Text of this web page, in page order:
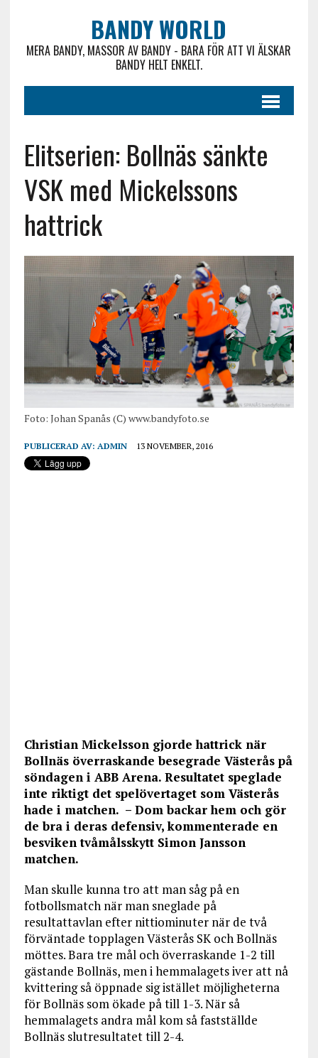
BANDY WORLD
MERA BANDY, MASSOR AV BANDY - BARA FÖR ATT VI ÄLSKAR
BANDY HELT ENKELT.
Elitserien: Bollnäs sänkte
VSK med Mickelssons
hattrick
Foto: Johan Spanås (C) www.bandyfoto.se
PUBLICERAD AV: ADMIN 13 NOVEMBER, 2016
Christian Mickelsson gjorde hattrick när
Bollnäs överraskande besegrade Västerås på
söndagen i ABB Arena. Resultatet speglade
inte riktigt det spelövertaget som Västerås
hade i matchen. – Dom backar hem och gör
de bra i deras defensiv, kommenterade en
besviken tvåmålsskytt Simon Jansson
matchen.
Man skulle kunna tro att man såg på en
fotbollsmatch när man sneglade på
resultattavlan efter nittiominuter när de två
förväntade topplagen Västerås SK och Bollnäs
möttes. Bara tre mål och överraskande 1-2 till
gästande Bollnäs, men i hemmalagets iver att nå
kvittering så öppnade sig istället möjligheterna
för Bollnäs som ökade på till 1-3. När så
hemmalagets andra mål kom så fastställde
Bollnäs slutresultatet till 2-4.